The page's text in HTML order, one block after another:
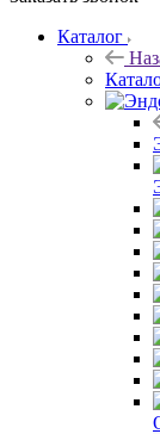
Каталог